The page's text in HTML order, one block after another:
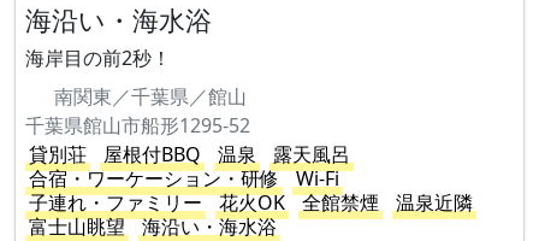
海沿い・海水浴
海岸目の前2秒！
南関東／千葉県／館山
千葉県館山市船形1295-52
貸別荘
屋根付BBQ 温泉
露天風呂
合宿・ワーケーション・研修
Wi-Fi
子連れ・ファミリー
花火OK 全館禁煙
温泉近隣
富士山眺望
海沿い・海水浴